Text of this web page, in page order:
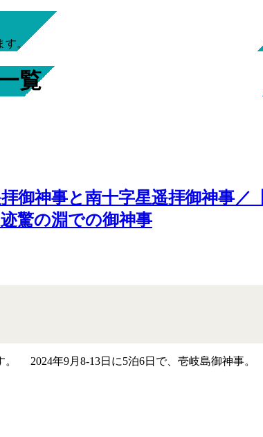
す。
覧
御神事と南十字星遥拝御神事
驚の淵での御神事
2024年9月8-13日に5泊6日で、壱岐島御神事。